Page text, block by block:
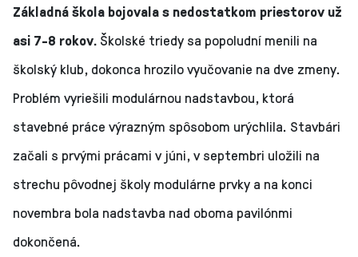
Základná škola bojovala s nedostatkom priestorov už
asi 7-8 rokov. Školské triedy sa popoludní menili na
školský klub, dokonca hrozilo vyučovanie na dve zmeny.
Problém vyriešili modulárnou nadstavbou, ktorá
stavebné práce výrazným spôsobom urýchlila. Stavbári
začali s prvými prácami v júni, v septembri uložili na
strechu pôvodnej školy modulárne prvky a na konci
novembra bola nadstavba nad oboma pavilónmi
dokončená.